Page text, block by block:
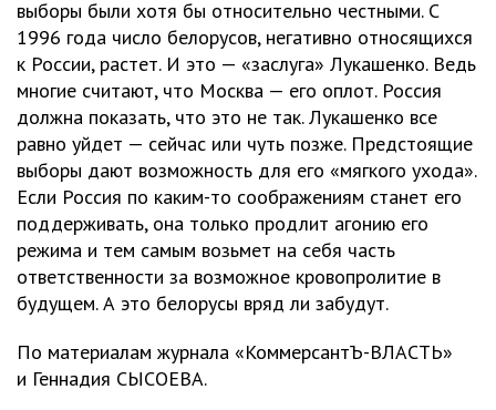
выборы были хотя бы относительно честными. С
1996 года число белорусов, негативно относящихся
к России, растет. И это — «заслуга» Лукашенко. Ведь
многие считают, что Москва — его оплот. Россия
должна показать, что это не так. Лукашенко все
равно уйдет — сейчас или чуть позже. Предстоящие
выборы дают возможность для его «мягкого ухода».
Если Россия по каким-то соображениям станет его
поддерживать, она только продлит агонию его
режима и тем самым возьмет на себя часть
ответственности за возможное кровопролитие в
будущем. А это белорусы вряд ли забудут.
По материалам журнала «КоммерсантЪ-ВЛАСТЬ»
и Геннадия СЫСОЕВА.